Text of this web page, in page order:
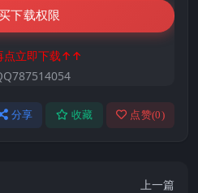
下载权限
点立即下载↑↑
分享 收藏 点赞(0)
上一篇